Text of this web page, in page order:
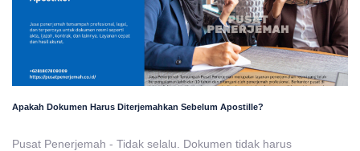
Apakah Dokumen Harus Diterjemahkan Sebelum Apostille?
Pusat Penerjemah - Tidak selalu. Dokumen tidak harus